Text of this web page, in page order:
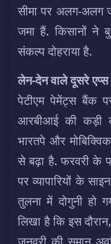
सीमा पर अलग-अलग
जमा हैं. किसानों ने
संकल्प दोहराया है.
लेन-देन वाले दूसरे एप्स
पेटीएम पेमेंट्स बैंक
आरबीआई की कड़ी
भारतपे और
से बढ़ा है. फरवरी के
पर व्यापारियों के
तुलना में दोगुनी हो
लिखा है कि इस